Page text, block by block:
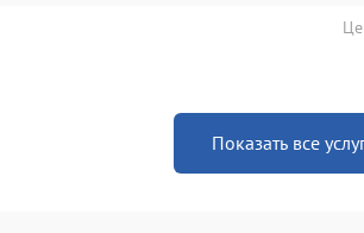
Показать все